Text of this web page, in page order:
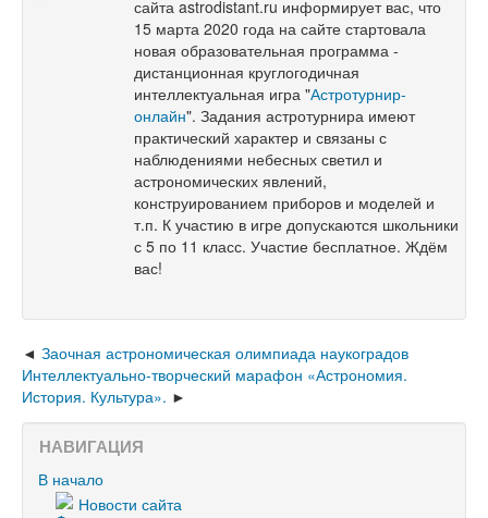
сайта astrodistant.ru информирует вас, что
15 марта 2020 года на сайте стартовала
новая образовательная программа -
дистанционная круглогодичная
интеллектуальная игра "Астротурнир-
онлайн". Задания астротурнира имеют
практический характер и связаны с
наблюдениями небесных светил и
астрономических явлений,
конструированием приборов и моделей и
т.п. К участию в игре допускаются школьники
с 5 по 11 класс. Участие бесплатное. Ждём
вас!
Заочная астрономическая олимпиада наукоградов
Интеллектуально-творческий марафон «Астрономия.
История. Культура».
НАВИГАЦИЯ
В начало
Новости сайта